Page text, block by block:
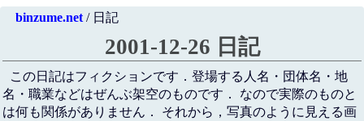
binzume.net/ 日記
2001-12-26 日記
この日記はフィクションです．登場する人名・団体名・地
名・職業などはぜんぶ架空のものです． なので実際のものと
は何も関係がありません． それから，写真のように見える画